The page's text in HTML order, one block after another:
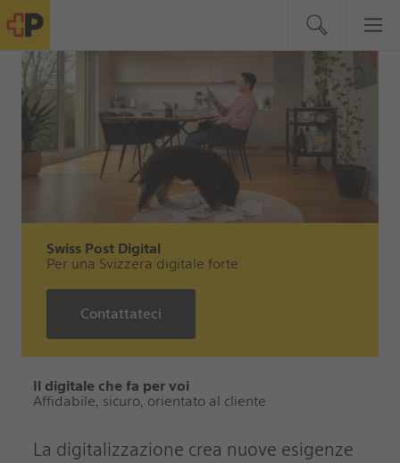
Swiss Post Digital
Per una Svizzera digitale forte
Contattateci
Il digitale che fa per voi
Affidabile, sicuro, orientato al cliente
La digitalizzazione crea nuove esigenze